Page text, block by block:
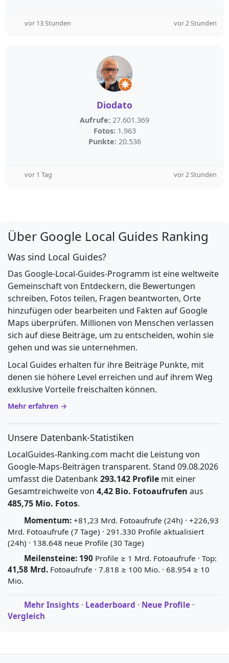
vor 13 Stunden vor 2 Stunden
Diodato
Aufrufe: 27.601.369
Fotos: 1.963
Punkte: 20.536
vor 1 Tag vor 2 Stunden
Über Google Local Guides Ranking
Was sind Local Guides?
Das Google-Local-Guides-Programm ist eine weltweite
Gemeinschaft von Entdeckern, die Bewertungen
schreiben, Fotos teilen, Fragen beantworten, Orte
hinzufügen oder bearbeiten und Fakten auf Google
Maps überprüfen. Millionen von Menschen verlassen
sich auf diese Beiträge, um zu entscheiden, wohin sie
gehen und was sie unternehmen.
Local Guides erhalten für ihre Beiträge Punkte, mit
denen sie höhere Level erreichen und auf ihrem Weg
exklusive Vorteile freischalten können.
Mehr erfahren →
Unsere Datenbank-Statistiken
LocalGuides-Ranking.com macht die Leistung von
Google-Maps-Beiträgen transparent. Stand 09.08.2026
umfasst die Datenbank293.142 Profile mit einer
Gesamtreichweite von 4,42 Bio. Fotoaufrufen aus
485,75 Mio. Fotos.
Momentum: +81,23 Mrd. Fotoaufrufe (24h) · +226,93
Mrd. Fotoaufrufe (7 Tage) · 291.330 Profile aktualisiert
(24h) · 138.648 neue Profile (30 Tage)
Meilensteine: 190 Profile ≥ 1 Mrd. Fotoaufrufe · Top:
41,58 Mrd. Fotoaufrufe · 7.818 ≥ 100 Mio. · 68.954 ≥ 10
Mio.
Mehr Insights · Leaderboard · Neue Profile ·
Vergleich